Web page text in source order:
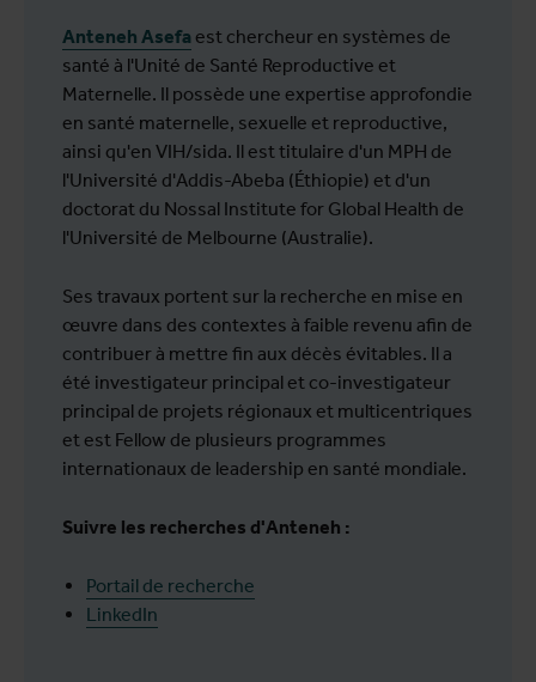
Anteneh Asefa est chercheur en systèmes de
santé à l'Unité de Santé Reproductive et
Maternelle. Il possède une expertise approfondie
en santé maternelle, sexuelle et reproductive,
ainsi qu'en VIH/sida. Il est titulaire d'un MPH de
l'Université d'Addis-Abeba (Éthiopie) et d'un
doctorat du Nossal Institute for Global Health de
l'Université de Melbourne (Australie).
Ses travaux portent sur la recherche en mise en
œuvre dans des contextes à faible revenu afin de
contribuer à mettre fin aux décès évitables. Il a
été investigateur principal et co-investigateur
principal de projets régionaux et multicentriques
et est Fellow de plusieurs programmes
internationaux de leadership en santé mondiale.
Suivre les recherches d'Anteneh :
Portail de recherche
LinkedIn